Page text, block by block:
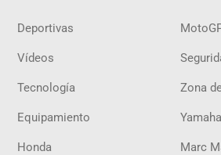
Deportivas
Vídeos
Tecnología Zona
Equipamiento Yamaha
Honda Marc